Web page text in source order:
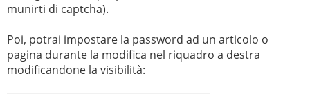
munirti di captcha).
Poi, potrai impostare la password ad un articolo o
pagina durante la modifica nel riquadro a destra
modificandone la visibilità: